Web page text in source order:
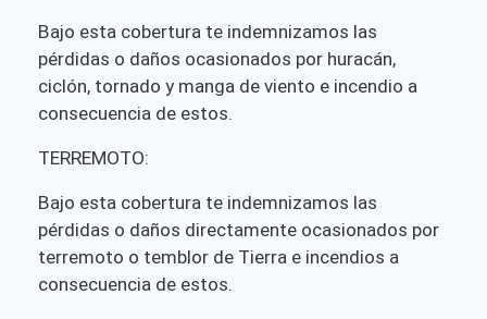
Bajo esta cobertura te indemnizamos las
pérdidas o daños ocasionados por huracán,
ciclón, tornado y manga de viento e incendio a
consecuencia de estos.
TERREMOTO:
Bajo esta cobertura te indemnizamos las
pérdidas o daños directamente ocasionados por
terremoto o temblor de Tierra e incendios a
consecuencia de estos.